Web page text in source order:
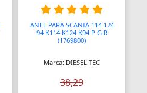
ANEL PARA SCANIA 114 124
94 K114 K124 K94 P G R
(1769800)
Marca: DIESEL TEC
38,29